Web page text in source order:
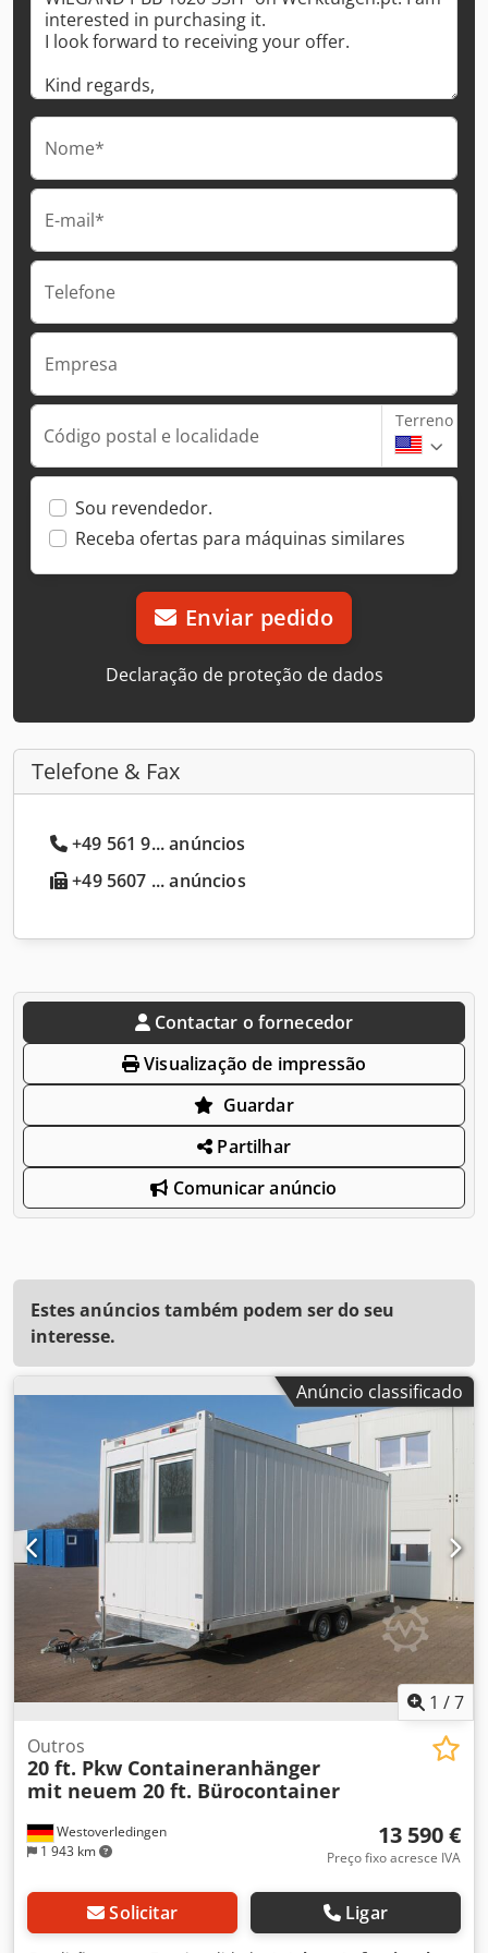
Nome*
E-mail*
Telefone
Empresa
Código postal e localidade
Terreno
Sou revendedor.
Receba ofertas para máquinas similares
Enviar pedido
Declaração de proteção de dados
Telefone & Fax
+49 561 9... anúncios
+49 5607 ... anúncios
Contactar o fornecedor
Visualização de impressão
Guardar
Partilhar
Comunicar anúncio
Estes anúncios também podem ser do seu
interesse.
Anúncio classificado
1 /7
Westoverledingen
1 943 km
Outros
20 ft. Pkw Containeranhänger
mit neuem 20 ft. Bürocontainer
13 590 €
Preço fixo acresce IVA
Solicitar Ligar